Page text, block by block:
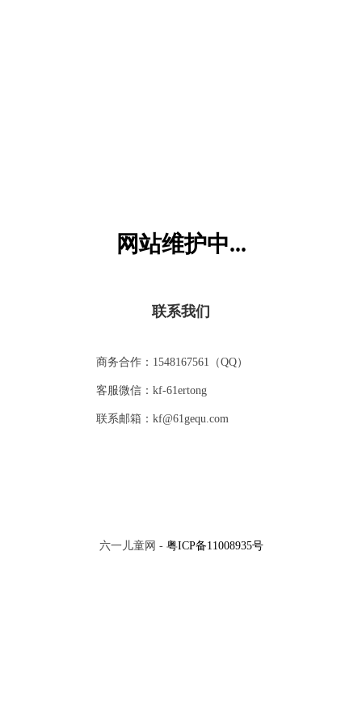
网站维护中...
联系我们
商务合作：1548167561（QQ）
客服微信：kf-61ertong
联系邮箱：kf@61gequ.com
六一儿童网 - 粤ICP备11008935号